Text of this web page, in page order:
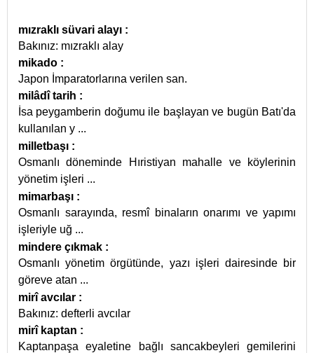
mızraklı süvari alayı :
Bakınız: mızraklı alay
mikado :
Japon İmparatorlarına verilen san.
milâdî tarih :
İsa peygamberin doğumu ile başlayan ve bugün Batı'da
kullanılan y ...
milletbaşı :
Osmanlı döneminde Hıristiyan mahalle ve köylerinin
yönetim işleri ...
mimarbaşı :
Osmanlı sarayında, resmî binaların onarımı ve yapımı
işleriyle uğ ...
mindere çıkmak :
Osmanlı yönetim örgütünde, yazı işleri dairesinde bir
göreve atan ...
mirî avcılar :
Bakınız: defterli avcılar
mirî kaptan :
Kaptanpaşa eyaletine bağlı sancakbeyleri gemilerini